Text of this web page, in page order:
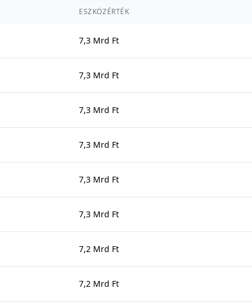
ESZKÖZÉRTÉK
7,3 Mrd Ft
7,3 Mrd Ft
7,3 Mrd Ft
7,3 Mrd Ft
7,3 Mrd Ft
7,3 Mrd Ft
7,2 Mrd Ft
7,2 Mrd Ft